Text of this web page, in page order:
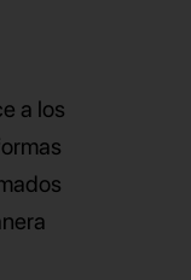
a los